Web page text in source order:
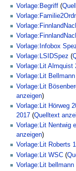
Vorlage:Begriff (
Vorlage:Infobox
Vorlage:LSIDSpez (
Vorlage:Lit Almquist
Vorlage:Lit
Vorlage:Lit
anzeigen)
Vorlage:Lit Hörweg
2017 (Quelltext
Vorlage:Lit Nentwig
anzeigen)
Vorlage:Lit Roberts
Vorlage:Lit WSC (
Vorlage:Lit bellmann